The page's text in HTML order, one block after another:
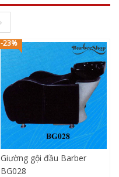
-23%
Giường gội đầu Barber
BG028